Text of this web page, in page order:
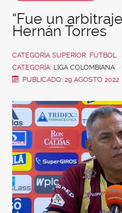
“Fue un
Hernán Torres
CATEGORÍA SUPERIOR: FÚTBOL
CATEGORÍA: LIGA COLOMBIANA
PUBLICADO: 29 AGOSTO 2022